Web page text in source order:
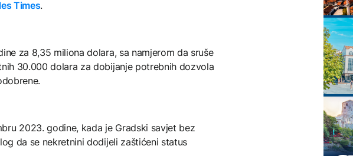
Times.
za 8,35 miliona dolara, sa namjerom da sruše
30.000 dolara za dobijanje potrebnih dozvola
2023. godine, kada je Gradski savjet bez
da se nekretnini dodijeli zaštićeni status